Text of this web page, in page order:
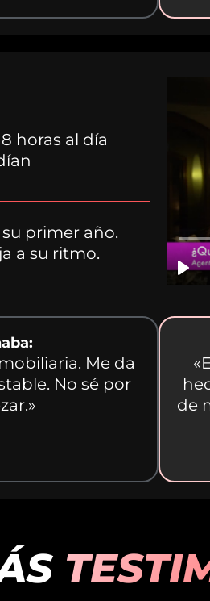
horas al día
primer año.
a su ritmo.
Me da
No sé por
de